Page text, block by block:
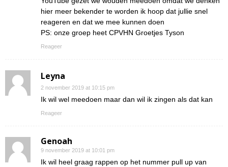
hier meer bekender te worden ik hoop dat jullie snel
reageren en dat we mee kunnen doen
PS: onze groep heet CPVHN Groetjes Tyson
Reageer
Leyna
2 november 2019 at 10:15 pm
Ik wil wel meedoen maar dan wil ik zingen als dat kan
Reageer
Genoah
9 november 2019 at 10:01 pm
Ik wil heel graag rappen op het nummer pull up van